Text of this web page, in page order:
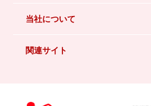
当社について
関連サイト